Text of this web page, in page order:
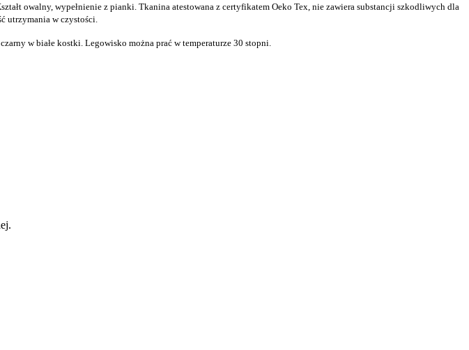
owalny, wypełnienie z pianki. Tkanina atestowana z certyfikatem Oeko Tex, nie zawiera substancji szkodliwych dla
utrzymania w czystości.
w białe kostki. Legowisko można prać w temperaturze 30 stopni.